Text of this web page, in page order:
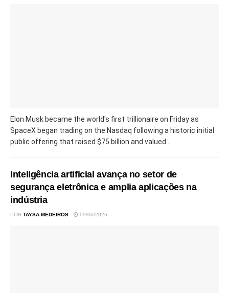
Elon Musk became the world's first trillionaire on Friday as
SpaceX began trading on the Nasdaq following a historic initial
public offering that raised $75 billion and valued...
Inteligência artificial avança no setor de
segurança eletrônica e amplia aplicações na
indústria
POR TAYSA MEDEIROS 09/06/2026